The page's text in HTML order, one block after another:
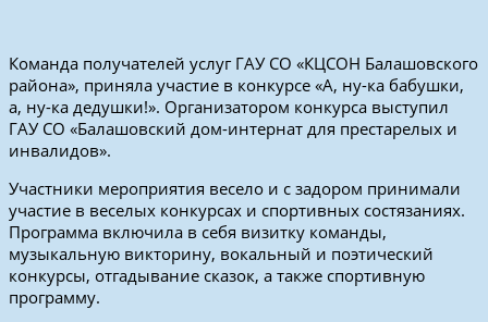
Команда получателей услуг ГАУ СО «КЦСОН Балашовского
района», приняла участие в конкурсе «А, ну-ка бабушки,
а, ну-ка дедушки!». Организатором конкурса выступил
ГАУ СО «Балашовский дом-интернат для престарелых и
инвалидов».
Участники мероприятия весело и с задором принимали
участие в веселых конкурсах и спортивных состязаниях.
Программа включила в себя визитку команды,
музыкальную викторину, вокальный и поэтический
конкурсы, отгадывание сказок, а также спортивную
программу.